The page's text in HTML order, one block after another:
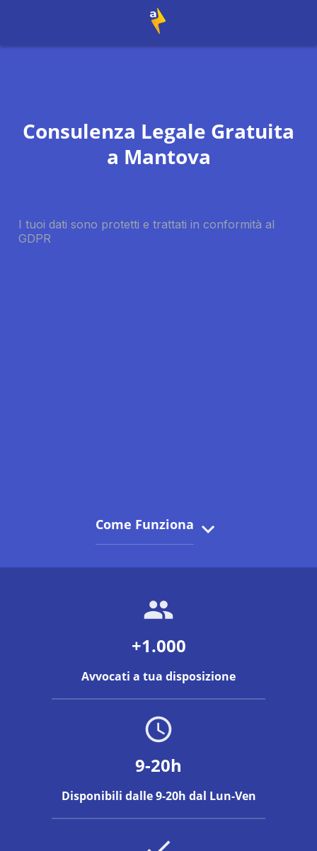
Consulenza Legale Gratuita
a Mantova
Come Funziona
+1.000
Avvocati a tua disposizione
9-20h
Disponibili dalle 9-20h dal Lun-Ven